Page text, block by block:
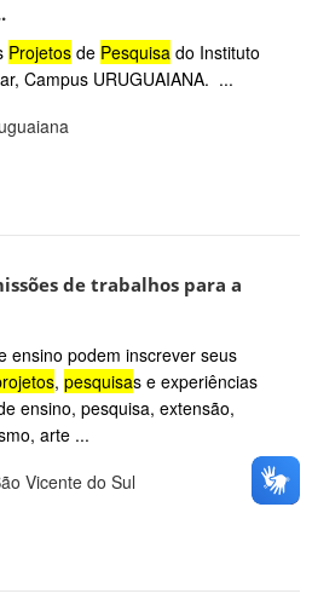
Projetos de Pesquisa do Instituto
Campus URUGUAIANA. ...
de trabalhos para a
ensino podem inscrever seus
, pesquisas e experiências
ensino, pesquisa, extensão,
arte ...
Vicente do Sul